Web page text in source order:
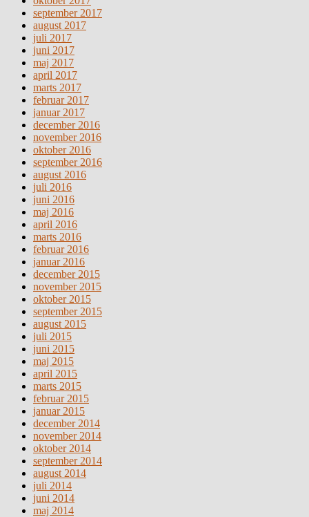
september 2017
august 2017
juli 2017
juni 2017
maj 2017
april 2017
marts 2017
februar 2017
januar 2017
december 2016
november 2016
oktober 2016
september 2016
august 2016
juli 2016
juni 2016
maj 2016
april 2016
marts 2016
februar 2016
januar 2016
december 2015
november 2015
oktober 2015
september 2015
august 2015
juli 2015
juni 2015
maj 2015
april 2015
marts 2015
februar 2015
januar 2015
december 2014
november 2014
oktober 2014
september 2014
august 2014
juli 2014
juni 2014
maj 2014